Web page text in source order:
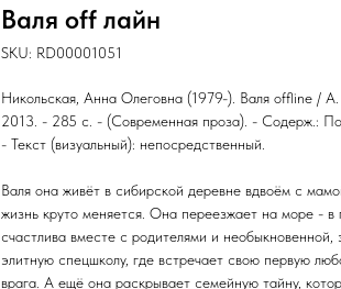
Валя off лайн
SKU: RD00001051
Никольская, Анна Олеговна (1979-). Валя offline /
2013. - 285 с. - (Современная проза). - Содерж.:
- Текст (визуальный): непосредственный.
Валя она живёт в сибирской деревне вдвоём с
жизнь круто меняется. Она переезжает на море - в
счастлива вместе с родителями и
элитную спецшколу, где встречает свою первую
врага. А ещё она раскрывает семейную тайну,